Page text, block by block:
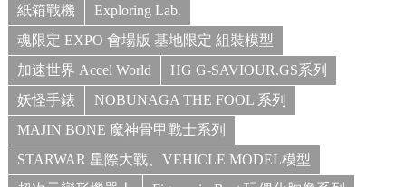
紙箱戰機
Exploring Lab.
魂限定 EXPO 會場版 基地限定 組裝模型
加速世界 Accel World
HG G-SAVIOUR.GS系列
妖怪手錶
NOBUNAGA THE FOOL 系列
MAJIN BONE 魔神骨甲戰士系列
STARWAR 星際大戰、VEHICLE MODEL模型